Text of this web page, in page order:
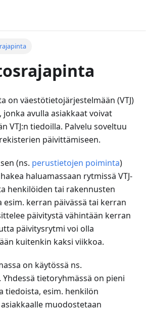
on väestötietojärjestelmään (VTJ)
avulla asiakkaat voivat
VTJ:n tiedoilla. Palvelu soveltuu
päivittämiseen.
(ns. perustietojen poiminta)
haluamassaan rytmissä VTJ-
henkilöiden tai rakennusten
kerran päivässä tai kerran
päivitystä vähintään kerran
päivitysrytmi voi olla
kuitenkin kaksi viikkoa.
on käytössä ns.
. Yhdessä tietoryhmässä on pieni
tiedoista, esim. henkilön
muodostetaan